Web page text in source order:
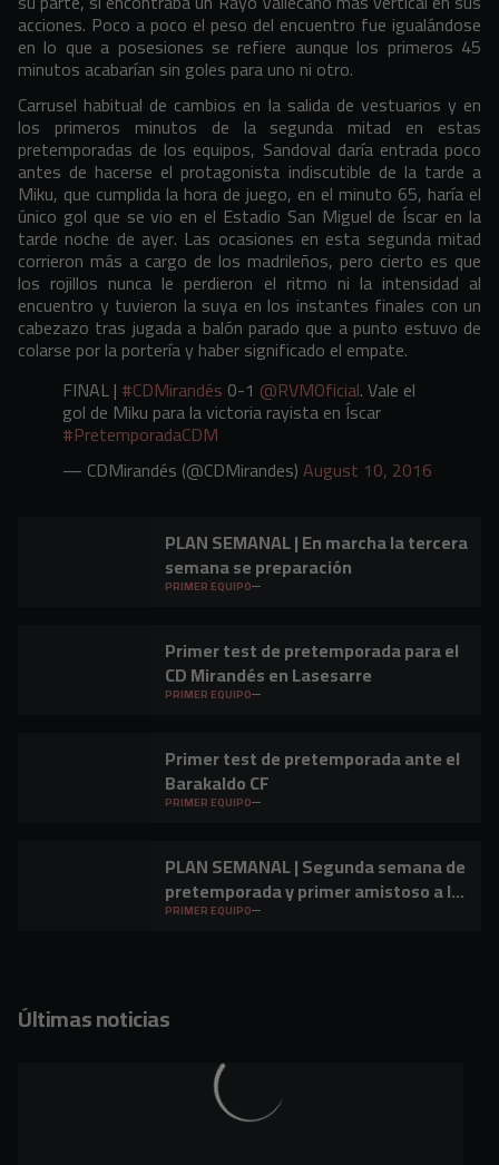
acciones. Poco a poco el peso del encuentro fue igualándose
en lo que a posesiones se refiere aunque los primeros 45
minutos acabarían sin goles para uno ni otro.
Carrusel habitual de cambios en la salida de vestuarios y en
los primeros minutos de la segunda mitad en estas
pretemporadas de los equipos, Sandoval daría entrada poco
antes de hacerse el protagonista indiscutible de la tarde a
Miku, que cumplida la hora de juego, en el minuto 65, haría el
único gol que se vio en el Estadio San Miguel de Íscar en la
tarde noche de ayer. Las ocasiones en esta segunda mitad
corrieron más a cargo de los madrileños, pero cierto es que
los rojillos nunca le perdieron el ritmo ni la intensidad al
encuentro y tuvieron la suya en los instantes finales con un
cabezazo tras jugada a balón parado que a punto estuvo de
colarse por la portería y haber significado el empate.
FINAL | #CDMirandés 0-1 @RVMOficial. Vale el
gol de Miku para la victoria rayista en Íscar
#PretemporadaCDM
— CDMirandés (@CDMirandes)August 10, 2016
PLAN SEMANAL | En marcha la tercera
semana se preparación
PRIMER EQUIPO
Primer test de pretemporada para el
CD Mirandés en Lasesarre
PRIMER EQUIPO
Primer test de pretemporada ante el
Barakaldo CF
PRIMER EQUIPO
PLAN SEMANAL | Segunda semana de
pretemporada y primer amistoso a la
vista
PRIMER EQUIPO
Últimas noticias